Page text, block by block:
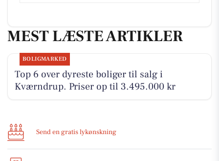
MEST LÆSTE ARTIKLER
BOLIGMARKED
Top 6 over dyreste boliger til salg i
Kværndrup. Priser op til 3.495.000 kr
Send en gratis lykønskning